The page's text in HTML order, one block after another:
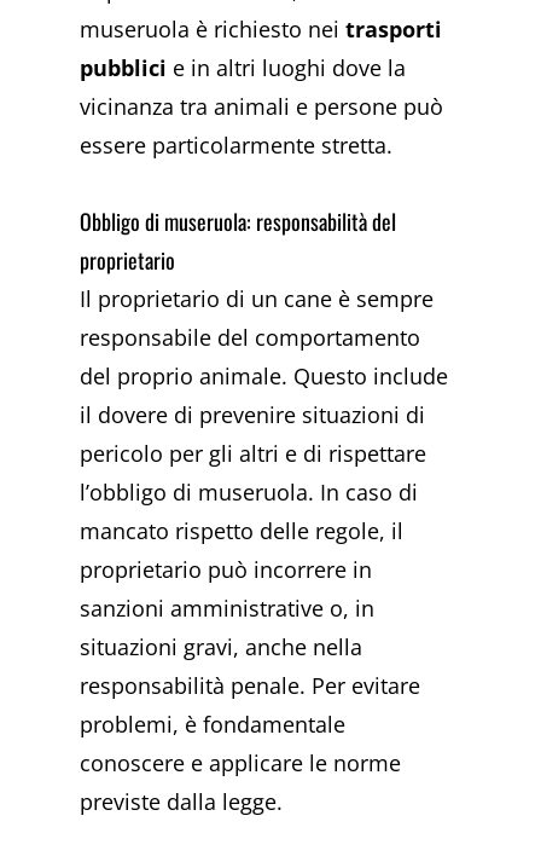
museruola è richiesto nei trasporti
pubblici e in altri luoghi dove la
vicinanza tra animali e persone può
essere particolarmente stretta.
Obbligo di museruola: responsabilità del
proprietario
Il proprietario di un cane è sempre
responsabile del comportamento
del proprio animale. Questo include
il dovere di prevenire situazioni di
pericolo per gli altri e di rispettare
l’obbligo di museruola. In caso di
mancato rispetto delle regole, il
proprietario può incorrere in
sanzioni amministrative o, in
situazioni gravi, anche nella
responsabilità penale. Per evitare
problemi, è fondamentale
conoscere e applicare le norme
previste dalla legge.